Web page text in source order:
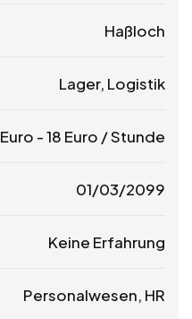
Haßloch
Lager, Logistik
Euro -18 Euro / Stunde
01/03/2099
Keine Erfahrung
Personalwesen, HR